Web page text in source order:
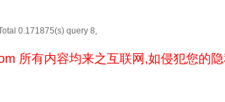
0.171875(s) query 8,
所有内容均来之互联网,如侵犯您的